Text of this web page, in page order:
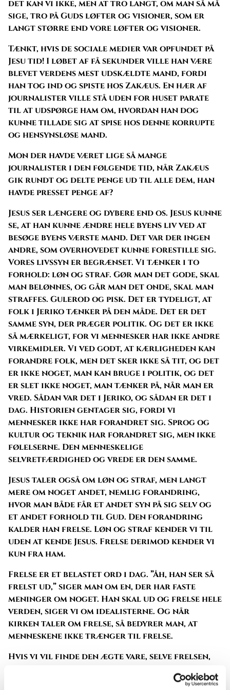
det kan vi ikke, men at tro langt, om man så må
sige, tro på Guds løfter og visioner, som er
langt større end vore løfter og visioner.
Tænkt, hvis de sociale medier var opfundet på
Jesu tid! I løbet af få sekunder ville han være
blevet verdens mest udskældte mand, fordi
han tog ind og spiste hos Zakæus. En hær af
journalister ville stå uden for huset parate
til at udspørge ham om, hvordan han dog
kunne tillade sig at spise hos denne korrupte
og hensynsløse mand.
Mon der havde været lige så mange
journalister i den følgende tid, når Zakæus
gik rundt og delte penge ud til alle dem, han
havde presset penge af?
Jesus ser længere og dybere end os. Jesus kunne
se, at han kunne ændre hele byens liv ved at
besøge byens værste mand. Det var der ingen
andre, som overhovedet kunne forestille sig.
Vores livssyn er begrænset. Vi tænker i to
forhold: løn og straf. Gør man det gode, skal
man belønnes, og går man det onde, skal man
straffes. Gulerod og pisk. Det er tydeligt, at
folk i Jeriko tænker på den måde. Det er det
samme syn, der præger politik. Og det er ikke
så mærkeligt, for vi mennesker har ikke andre
virkemidler. Vi ved godt, at kærligheden kan
forandre folk, men det sker ikke så tit, og det
er ikke noget, man kan bruge i politik, og det
er slet ikke noget, man tænker på, når man er
vred. Sådan var det i Jeriko, og sådan er det i
dag. Historien gentager sig, fordi vi
mennesker ikke har forandret sig. Sprog og
kultur og teknik har forandret sig, men ikke
følelserne. Den menneskelige
selvretfærdighed og vrede er den samme.
Jesus taler også om løn og straf, men langt
mere om noget andet, nemlig forandring,
hvor man både får et andet syn på sig selv og
et andet forhold til Gud. Den forandring
kalder han frelse. Løn og straf kender vi til
uden at kende Jesus. Frelse derimod kender vi
kun fra ham.
Frelse er et belastet ord i dag. ”Åh, han ser så
frelst ud,” siger man om en, der har faste
meninger om noget. Han skal ud og frelse hele
verden, siger vi om idealisterne. Og når
kirken taler om frelse, så bedyrer man, at
menneskene ikke trænger til frelse.
Hvis vi vil finde den ægte vare, selve frelsen,
godt, så skal vi lytte til Jesus og se på hans